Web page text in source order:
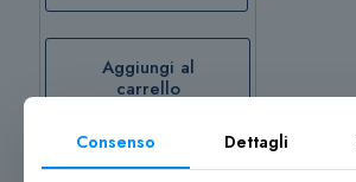
Aggiungi al
carrello
Consenso Dettagli